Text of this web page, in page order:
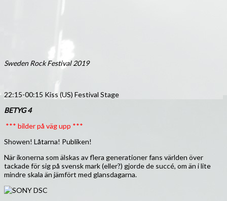
Sweden Rock Festival 2019
22:15-00:15 Kiss (US) Festival Stage
BETYG 4
*** bilder på väg upp ***
Showen! Låtarna! Publiken!
När ikonerna som älskas av flera generationer fans världen över
tackade för sig på svensk mark (eller?) gjorde de succé, om än i lite
mindre skala än jämfört med glansdagarna.